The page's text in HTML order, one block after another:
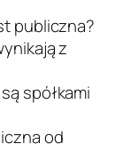
publiczna?
z
spółkami
od